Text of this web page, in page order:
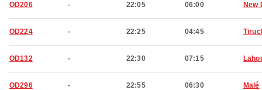
OD206 - 22:05 06:00 New
OD224 - 22:25 04:45
OD132 - 22:30 07:15
OD296 - 22:55 06:30 Malé